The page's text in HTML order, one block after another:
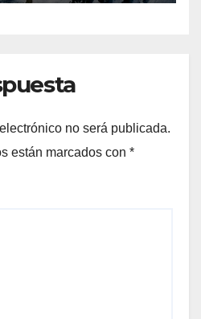
no será publicada.
están marcados con *